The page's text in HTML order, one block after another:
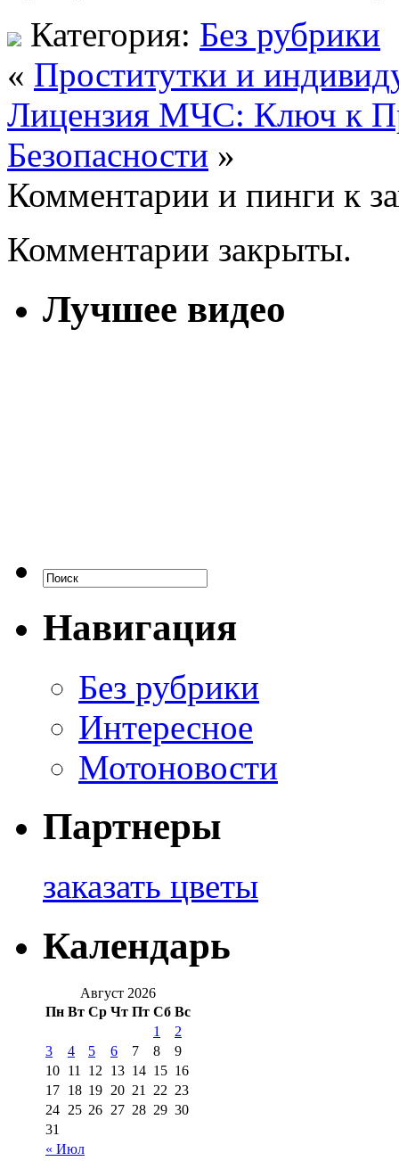
Категория: Без рубрики
« Проститутки и
Лицензия МЧС: Ключ к
Безопасности »
Комментарии и пинги к
Комментарии закрыты.
Лучшее видео
Навигация
Без рубрики
Интересное
Мотоновости
Партнеры
заказать цветы
Календарь
Август 2026
Пн Вт Ср Чт Пт Сб Вс
« Июл
1
2
3
4 5 6 7 8
9
10 11 12 13 14 15 16
17 18 19 20 21 22 23
24 25 26 27 28 29 30
31